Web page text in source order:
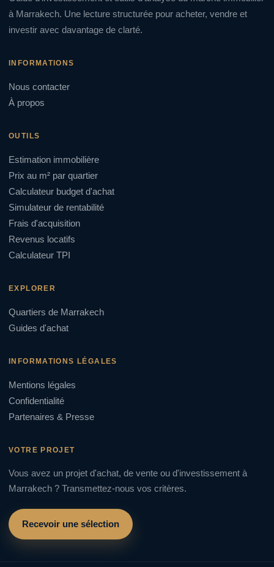
à Marrakech. Une lecture structurée pour acheter, vendre et
investir avec davantage de clarté.
INFORMATIONS
Nous contacter
À propos
OUTILS
Estimation immobilière
Prix au m² par quartier
Calculateur budget d'achat
Simulateur de rentabilité
Frais d'acquisition
Revenus locatifs
Calculateur TPI
EXPLORER
Quartiers de Marrakech
Guides d'achat
INFORMATIONS LÉGALES
Mentions légales
Confidentialité
Partenaires & Presse
VOTRE PROJET
Vous avez un projet d'achat, de vente ou d'investissement à
Marrakech ? Transmettez-nous vos critères.
Recevoir une sélection